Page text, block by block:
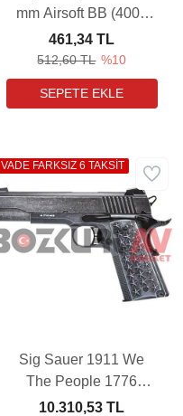
mm Airsoft BB (4000
Adet - 1 Kg)
512,60 TL %10
461,34 TL
Sig Sauer 1911 We
The People 1776
Blowback Havalı
10.310,53 TL
VADE FARKSIZ 6 TAKSİT